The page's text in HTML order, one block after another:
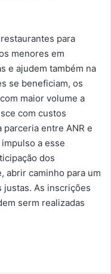
para
menores em
e ajudem também na
se beneficiam, os
maior volume a
com custos
parceria entre ANR e
a esse
dos
abrir caminho para um
As inscrições
serm realizadas